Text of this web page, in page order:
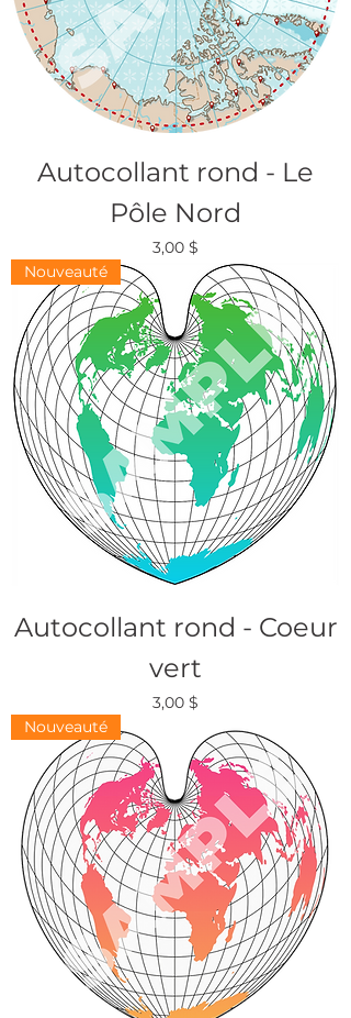
Autocollant rond - Le
Pôle Nord
Prix
3,00 $
Nouveauté
Autocollant rond - Coeur
vert
Prix
3,00 $
Nouveauté